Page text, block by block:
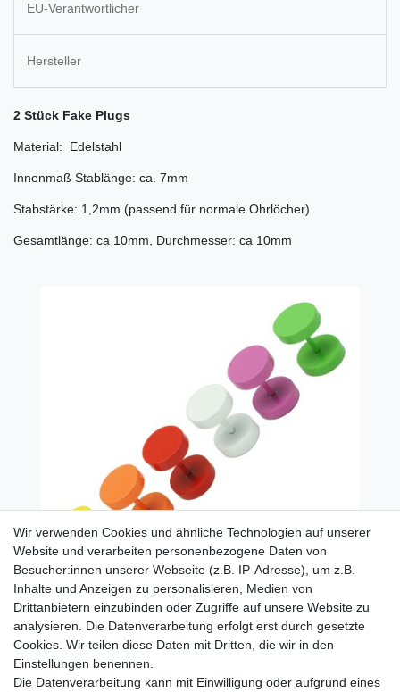
EU-Verantwortlicher
Hersteller
2 Stück Fake Plugs
Material: Edelstahl
Innenmaß Stablänge: ca. 7mm
Stabstärke: 1,2mm (passend für normale Ohrlöcher)
Gesamtlänge: ca 10mm, Durchmesser: ca 10mm
beim Kauf mehrer Teile bezahlen Sie
natürlich nur einmal Versandkosten
!!!
Wir verwenden Cookies und ähnliche Technologien auf unserer
Website und verarbeiten personenbezogene Daten von
Besucher:innen unserer Webseite (z.B. IP-Adresse), um z.B.
Inhalte und Anzeigen zu personalisieren, Medien von
Drittanbietern einzubinden oder Zugriffe auf unsere Website zu
analysieren. Die Datenverarbeitung erfolgt erst durch gesetzte
Cookies. Wir teilen diese Daten mit Dritten, die wir in den
Einstellungen benennen.
Die Datenverarbeitung kann mit Einwilligung oder aufgrund eines